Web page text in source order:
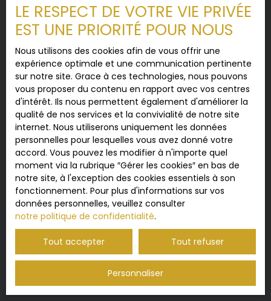
ERA DOMUS VEURNE
ERAest le leader du marché belge de l'immobilier avec
plus de 7.000 ventes par an. Leur site recevant près d'un
million de visiteurs par mois, il n'y a de meilleur
partenaire pour offrir aux biens Helman Immobilier une
visibilité optimum sur le marché belge.
ERA DOMUS VEURNE
Duinkerkestraat 1, 8630 Veurne, Belgique
domus.veurne@era.be
https://www.era.be/fr/era-domus/veurne
LE RESPECT DE VOTRE VIE PRIVÉE
EST UNE PRIORITÉ POUR NOUS
Nous utilisons des cookies afin de vous offrir une
expérience optimale et une communication pertinente
sur notre site. Grace à ces technologies, nous pouvons
vous proposer du contenu en rapport avec vos centres
d'intérêt. Ils nous permettent également d'améliorer la
qualité de nos services et la convivialité de notre site
internet. Nous utiliserons uniquement les données
personnelles pour lesquelles vous avez donné votre
accord. Vous pouvez les modifier à n'importe quel
moment via la rubrique ″Gérer les cookies″ en bas de
notre site, à l'exception des cookies essentiels à son
fonctionnement. Pour plus d'informations sur vos
données personnelles, veuillez consulter
notre politique de confidentialité.
Tout accepter Tout refuser
Personnaliser